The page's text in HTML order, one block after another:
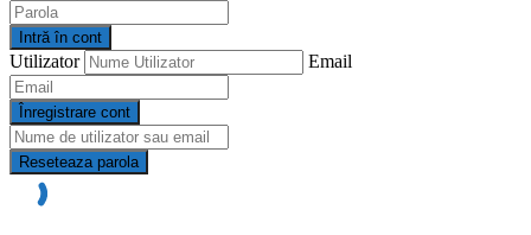
Intră în cont
Utilizator Email
Înregistrare cont
Reseteaza parola